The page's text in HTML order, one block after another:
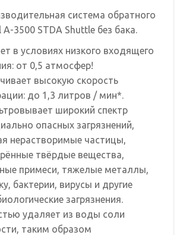
система обратного
3500 STDA Shuttle без бака.
в условиях низкого входящего
от 0,5 атмосфер!
высокую скорость
до 1,3 литров / мин*.
широкий спектр
опасных загрязнений,
нерастворимые частицы,
твёрдые вещества,
примеси, тяжелые металлы,
бактерии, вирусы и другие
загрязнения.
удаляет из воды соли
таким образом